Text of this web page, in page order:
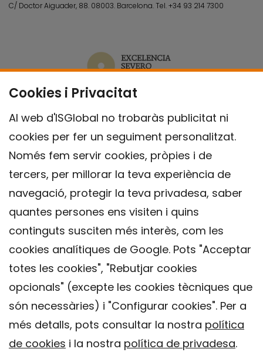
Cookies i Privacitat
Al web d'ISGlobal no trobaràs publicitat ni
cookies per fer un seguiment personalitzat.
Només fem servir cookies, pròpies i de
tercers, per millorar la teva experiència de
navegació, protegir la teva privadesa, saber
quantes persones ens visiten i quins
continguts susciten més interès, com les
cookies analítiques de Google. Pots "Acceptar
totes les cookies", "Rebutjar cookies
opcionals" (excepte les cookies tècniques que
són necessàries) i "Configurar cookies". Per a
més detalls, pots consultar la nostra política
de cookies i la nostra política de privadesa.
C/ Doctor Aiguader, 88. 08003. Barcelona.Tel.+34 93 214 7300
Contacte
Política de privacitat
Política de Cookies